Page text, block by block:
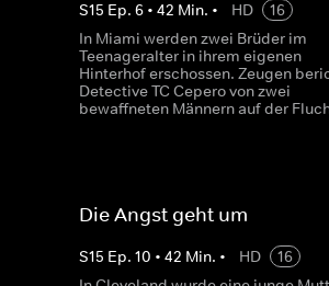
S15 Ep. 6 • 42 Min. • HD
16
In Miami werden zwei Brüder im
Teenageralter in ihrem eigenen
Hinterhof erschossen. Zeugen
Detective TC Cepero von zwei
bewaffneten Männern auf der
Die Angst geht um
S15 Ep. 10 • 42 Min. • HD
16